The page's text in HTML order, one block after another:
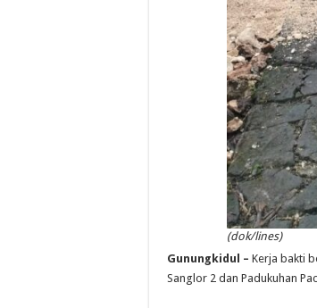
(dok/lines)
Gunungkidul – Kerja bakti
Sanglor 2 dan Padukuhan